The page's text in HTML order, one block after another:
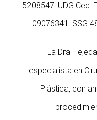
5208547. UDG Ced.
09076341. SSG
La Dra.
especialista en
Plástica, con